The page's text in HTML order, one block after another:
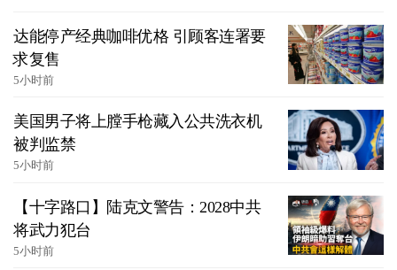
达能停产经典咖啡优格 引顾客连署要
求复售
5小时前
美国男子将上膛手枪藏入公共洗衣机
被判监禁
5小时前
【十字路口】陆克文警告：2028中共
将武力犯台
5小时前